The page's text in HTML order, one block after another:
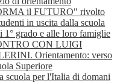
il FUTURO" rivolto
in uscita dalla scuola
1° grado e alle loro famiglie
CON LUIGI
Orientamento: verso
Superiore
scuola per l'Italia di domani